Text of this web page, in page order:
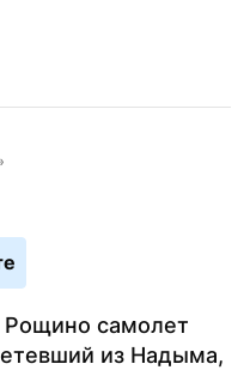
самолет
из Надыма,